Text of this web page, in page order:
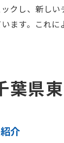
公募情報
キャリアを加
職業選択
成長を続け
クし、新し
ます。これ
葉県
介